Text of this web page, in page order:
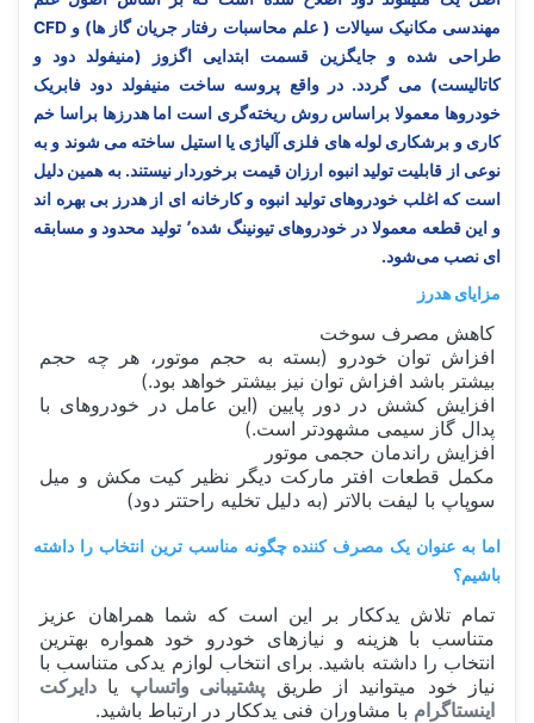
مهندسی مکانیک سیالات ( علم محاسبات رفتار جریان گاز ها) و CFD
طراحی شده و جایگزین قسمت ابتدایی اگزوز (منیفولد دود و
کاتالیست) می گردد. در واقع پروسه ساخت منیفولد دود فابریک
خودروها معمولا براساس روش ریخته‌گری است اما هدرزها براسا خم
کاری و برشکاری لوله های فلزی آلیاژی یا استیل ساخته می شوند و به
نوعی از قابلیت تولید انبوه ارزان قیمت برخوردار نیستند. به همین دلیل
است که اغلب خودروهای تولید انبوه و کارخانه ای از هدرز بی بهره اند
و این قطعه معمولا در خودروهای تیونینگ شده٬‌ تولید محدود و مسابقه
ای نصب می‌شود.
مزایای هدرز
کاهش مصرف سوخت
افزاش توان خودرو (بسته به حجم موتور، هر چه حجم
بیشتر باشد افزاش توان نیز بیشتر خواهد بود.)
افزایش کشش در دور پایین (این عامل در خودروهای با
پدال گاز سیمی مشهودتر است.)
افزایش راندمان حجمی موتور
مکمل قطعات افتر مارکت دیگر نظیر کیت مکش و میل
سوپاپ با لیفت بالاتر (به دلیل تخلیه راحتتر دود)
اما به عنوان یک مصرف کننده چگونه مناسب ترین انتخاب را داشته
باشیم؟
تمام تلاش یدککار بر این است که شما همراهان عزیز
متناسب با هزینه و نیازهای خودرو خود همواره بهترین
انتخاب را داشته باشید. برای انتخاب لوازم یدکی متناسب با
نیاز خود میتوانید از طریق پشتیبانی واتساپ یا دایرکت
اینستاگرام با مشاوران فنی یدککار در ارتباط باشید.